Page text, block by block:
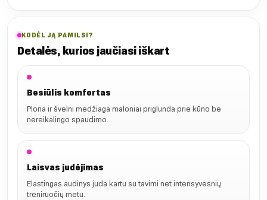
KODĖL JĄ PAMILSI?
Detalės, kurios jaučiasi iškart
Besiūlis komfortas
Plona ir švelni medžiaga maloniai priglunda prie kūno be
nereikalingo spaudimo.
Laisvas judėjimas
Elastingas audinys juda kartu su tavimi net intensyvesnių
treniruočių metu.